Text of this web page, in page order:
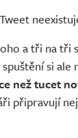
Tweet
a tři na tři
si ale
než tucet
připravují